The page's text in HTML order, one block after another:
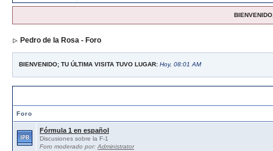
Pedro de la Rosa - Foro
BIENVENIDO; TU ÚLTIMA VISITA TUVO LUGAR: Hoy, 08:01 AM
Foro
Fórmula 1 en español
Discusiones sobre la F-1
Foro moderado por: Administrator